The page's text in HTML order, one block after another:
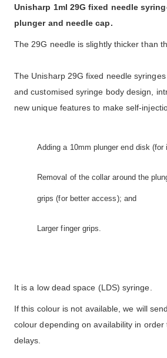
Unisharp 1ml 29G fixed needle
plunger and needle cap.
The 29G needle is slightly thicker than
The Unisharp 29G fixed needle
and customised syringe body design,
new unique features to make self-
Adding a 10mm plunger end disk (for
Removal of the collar around the
grips (for better access); and
Larger finger grips.
It is a low dead space (LDS) syringe.
If this colour is not available, we will
colour depending on availability in order
delays.